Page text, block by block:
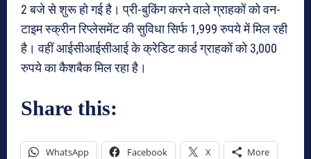
2 बजे से शुरू हो गई है। प्री-बुकिंग करने वाले ग्राहकों को वन-
टाइम स्क्रीन रिप्लेसमेंट की सुविधा सिर्फ 1,999 रुपये में मिल रही
है। वहीं आईसीआईसीआई के क्रेडिट कार्ड ग्राहकों को 3,000
रुपये का कैशबैक मिल रहा है।
Share this:
WhatsApp Facebook X More